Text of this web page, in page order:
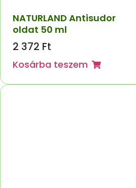
NATURLAND Antisudor
oldat 50 ml
2 372 Ft
Kosárba teszem